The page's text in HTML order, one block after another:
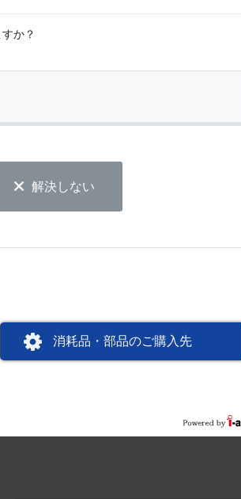
か？
解決しない
消耗品・部品のご購入先